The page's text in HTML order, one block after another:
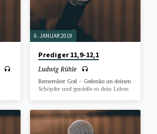
6. JANUAR 2019
Prediger 11,9-12,1
Ludwig Rühle
Remember God – Gedenke an deinen
Schöpfer und genieße so dein Leben